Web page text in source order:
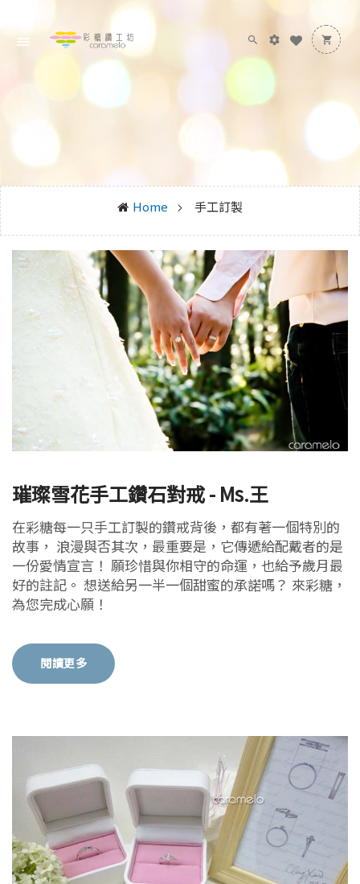
Home 手工訂製
璀璨雪花手工鑽石對戒 - Ms.王
在彩糖每一只手工訂製的鑽戒背後，都有著一個特別的
故事， 浪漫與否其次，最重要是，它傳遞給配戴者的是
一份愛情宣言！ 願珍惜與你相守的命運，也給予歲月最
好的註記。 想送給另一半一個甜蜜的承諾嗎？ 來彩糖，
為您完成心願！
閱讀更多